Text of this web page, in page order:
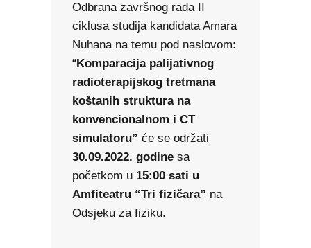
Odbrana završnog rada II
ciklusa studija kandidata Amara
Nuhana na temu pod naslovom:
“ Komparacija palijativnog
radioterapijskog tretmana
koštanih struktura na
konvencionalnom i CT
simulatoru” će se održati
30.09.2022. godine sa
početkom u 15:00 sati u
Amfiteatru “Tri fizičara” na
Odsjeku za fiziku.